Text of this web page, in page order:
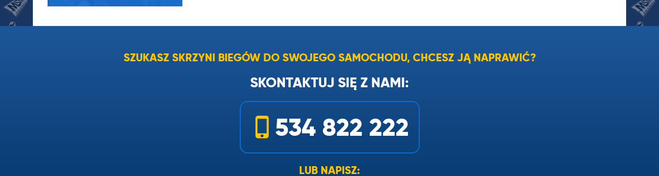
objawy.
Zużyty olej w skrzyni biegów objawySZUKASZ SKRZYNI BIEGÓW DO SWOJEGO SAMOCHODU, CHCESZ JĄ NAPRAWIĆ?
SKONTAKTUJ SIĘ Z NAMI:
534 822 222
LUB NAPISZ: